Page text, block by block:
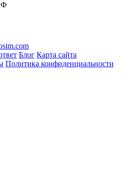
Блог Карта сайта
Политика конфиденциальности